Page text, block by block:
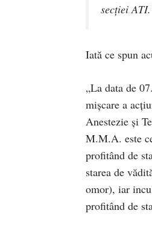
secției
Iată ce spun
„La data de
mişcare a
Anestezie şi
M.M.A. este
profitând de
starea de
omor), iar
profitând de